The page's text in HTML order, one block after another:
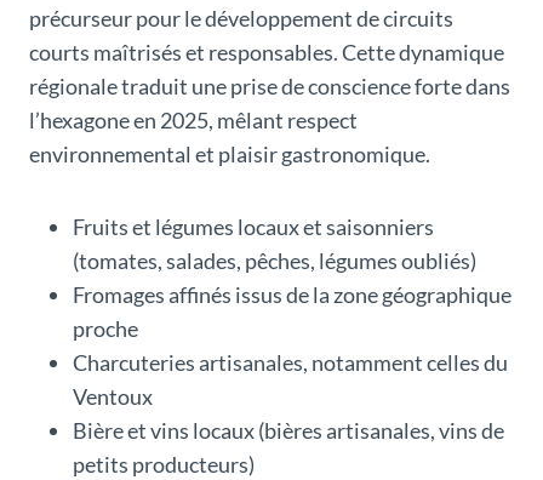
précurseur pour le développement de circuits
courts maîtrisés et responsables. Cette dynamique
régionale traduit une prise de conscience forte dans
l’hexagone en 2025, mêlant respect
environnemental et plaisir gastronomique.
Fruits et légumes locaux et saisonniers
(tomates, salades, pêches, légumes oubliés)
Fromages affinés issus de la zone géographique
proche
Charcuteries artisanales, notamment celles du
Ventoux
Bière et vins locaux (bières artisanales, vins de
petits producteurs)